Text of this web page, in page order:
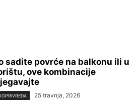
sadite povrće na balkonu ili u
ove kombinacije
25 travnja, 2026